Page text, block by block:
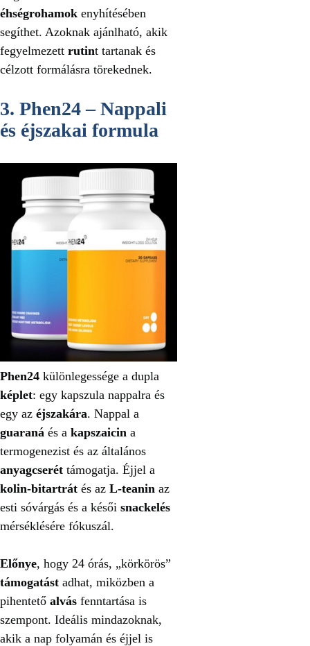
éhségrohamok enyhítésében
segíthet. Azoknak ajánlható, akik
fegyelmezett rutint tartanak és
célzott formálásra törekednek.
3. Phen24 – Nappali
és éjszakai formula
Phen24 különlegessége a dupla
képlet: egy kapszula nappalra és
egy az éjszakára. Nappal a
guaraná és a kapszaicin a
termogenezist és az általános
anyagcserét támogatja. Éjjel a
kolin‑bitartrát és az L‑teanin az
esti sóvárgás és a késői snackelés
mérséklésére fókuszál.
Előnye, hogy 24 órás, „körkörös”
támogatást adhat, miközben a
pihentető alvás fenntartása is
szempont. Ideális mindazoknak,
akik a nap folyamán és éjjel is